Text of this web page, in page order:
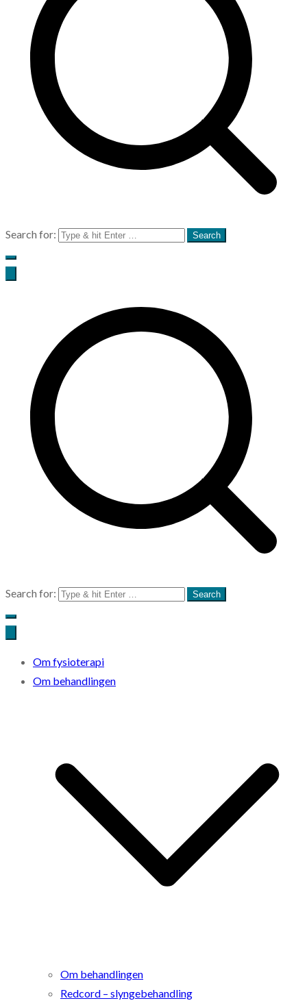
Search for:
Search for:
Om fysioterapi
Om behandlingen
Om behandlingen
Redcord – slyngebehandling